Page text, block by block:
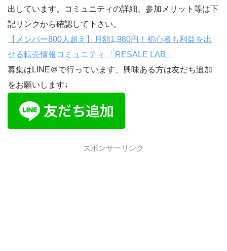
出しています。コミュニティの詳細、参加メリット等は下
記リンクから確認して下さい。
【メンバー800人超え】月額1,980円！初心者も利益を出
せる転売情報コミュニティ 「RESALE LAB」
募集はLINE＠で行っています、興味ある方は友だち追加
をお願いします↓
スポンサーリンク